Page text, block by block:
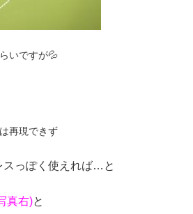
いですが💦
再現できず
スっぽく使えれば…と
真右)と